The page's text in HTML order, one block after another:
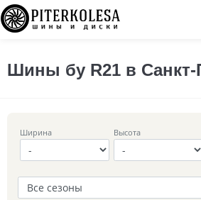
Шины бу R21 в Санкт-
Ширина Высота